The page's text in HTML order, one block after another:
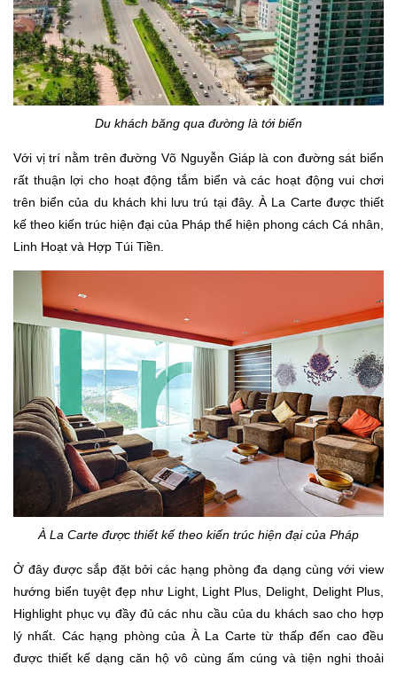
Du khách băng qua đường là tới biển
Với vị trí nằm trên đường Võ Nguyễn Giáp là con đường sát biển
rất thuận lợi cho hoạt động tắm biển và các hoạt động vui chơi
trên biển của du khách khi lưu trú tại đây. À La Carte được thiết
kế theo kiến trúc hiện đại của Pháp thể hiện phong cách Cá nhân,
Linh Hoạt và Hợp Túi Tiền.
À La Carte được thiết kế theo kiến trúc hiện đại của Pháp
Ở đây được sắp đặt bởi các hạng phòng đa dạng cùng với view
hướng biển tuyệt đẹp như Light, Light Plus, Delight, Delight Plus,
Highlight phục vụ đầy đủ các nhu cầu của du khách sao cho hợp
lý nhất. Các hạng phòng của À La Carte từ thấp đến cao đều
được thiết kế dạng căn hộ vô cùng ấm cúng và tiện nghi thoải